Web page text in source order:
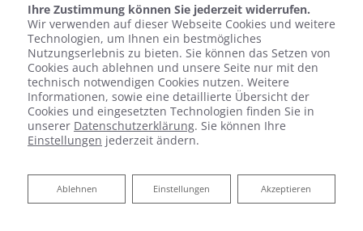
Ihre Zustimmung können Sie jederzeit widerrufen.
Wir verwenden auf dieser Webseite Cookies und weitere
Technologien, um Ihnen ein bestmögliches
Nutzungserlebnis zu bieten. Sie können das Setzen von
Cookies auch ablehnen und unsere Seite nur mit den
technisch notwendigen Cookies nutzen. Weitere
Informationen, sowie eine detaillierte Übersicht der
Cookies und eingesetzten Technologien finden Sie in
unserer Datenschutzerklärung. Sie können Ihre
Einstellungen jederzeit ändern.
Akzeptieren
Einstellungen
Ablehnen
Ablehnen